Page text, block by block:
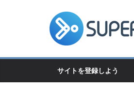
サイトを登録しよう